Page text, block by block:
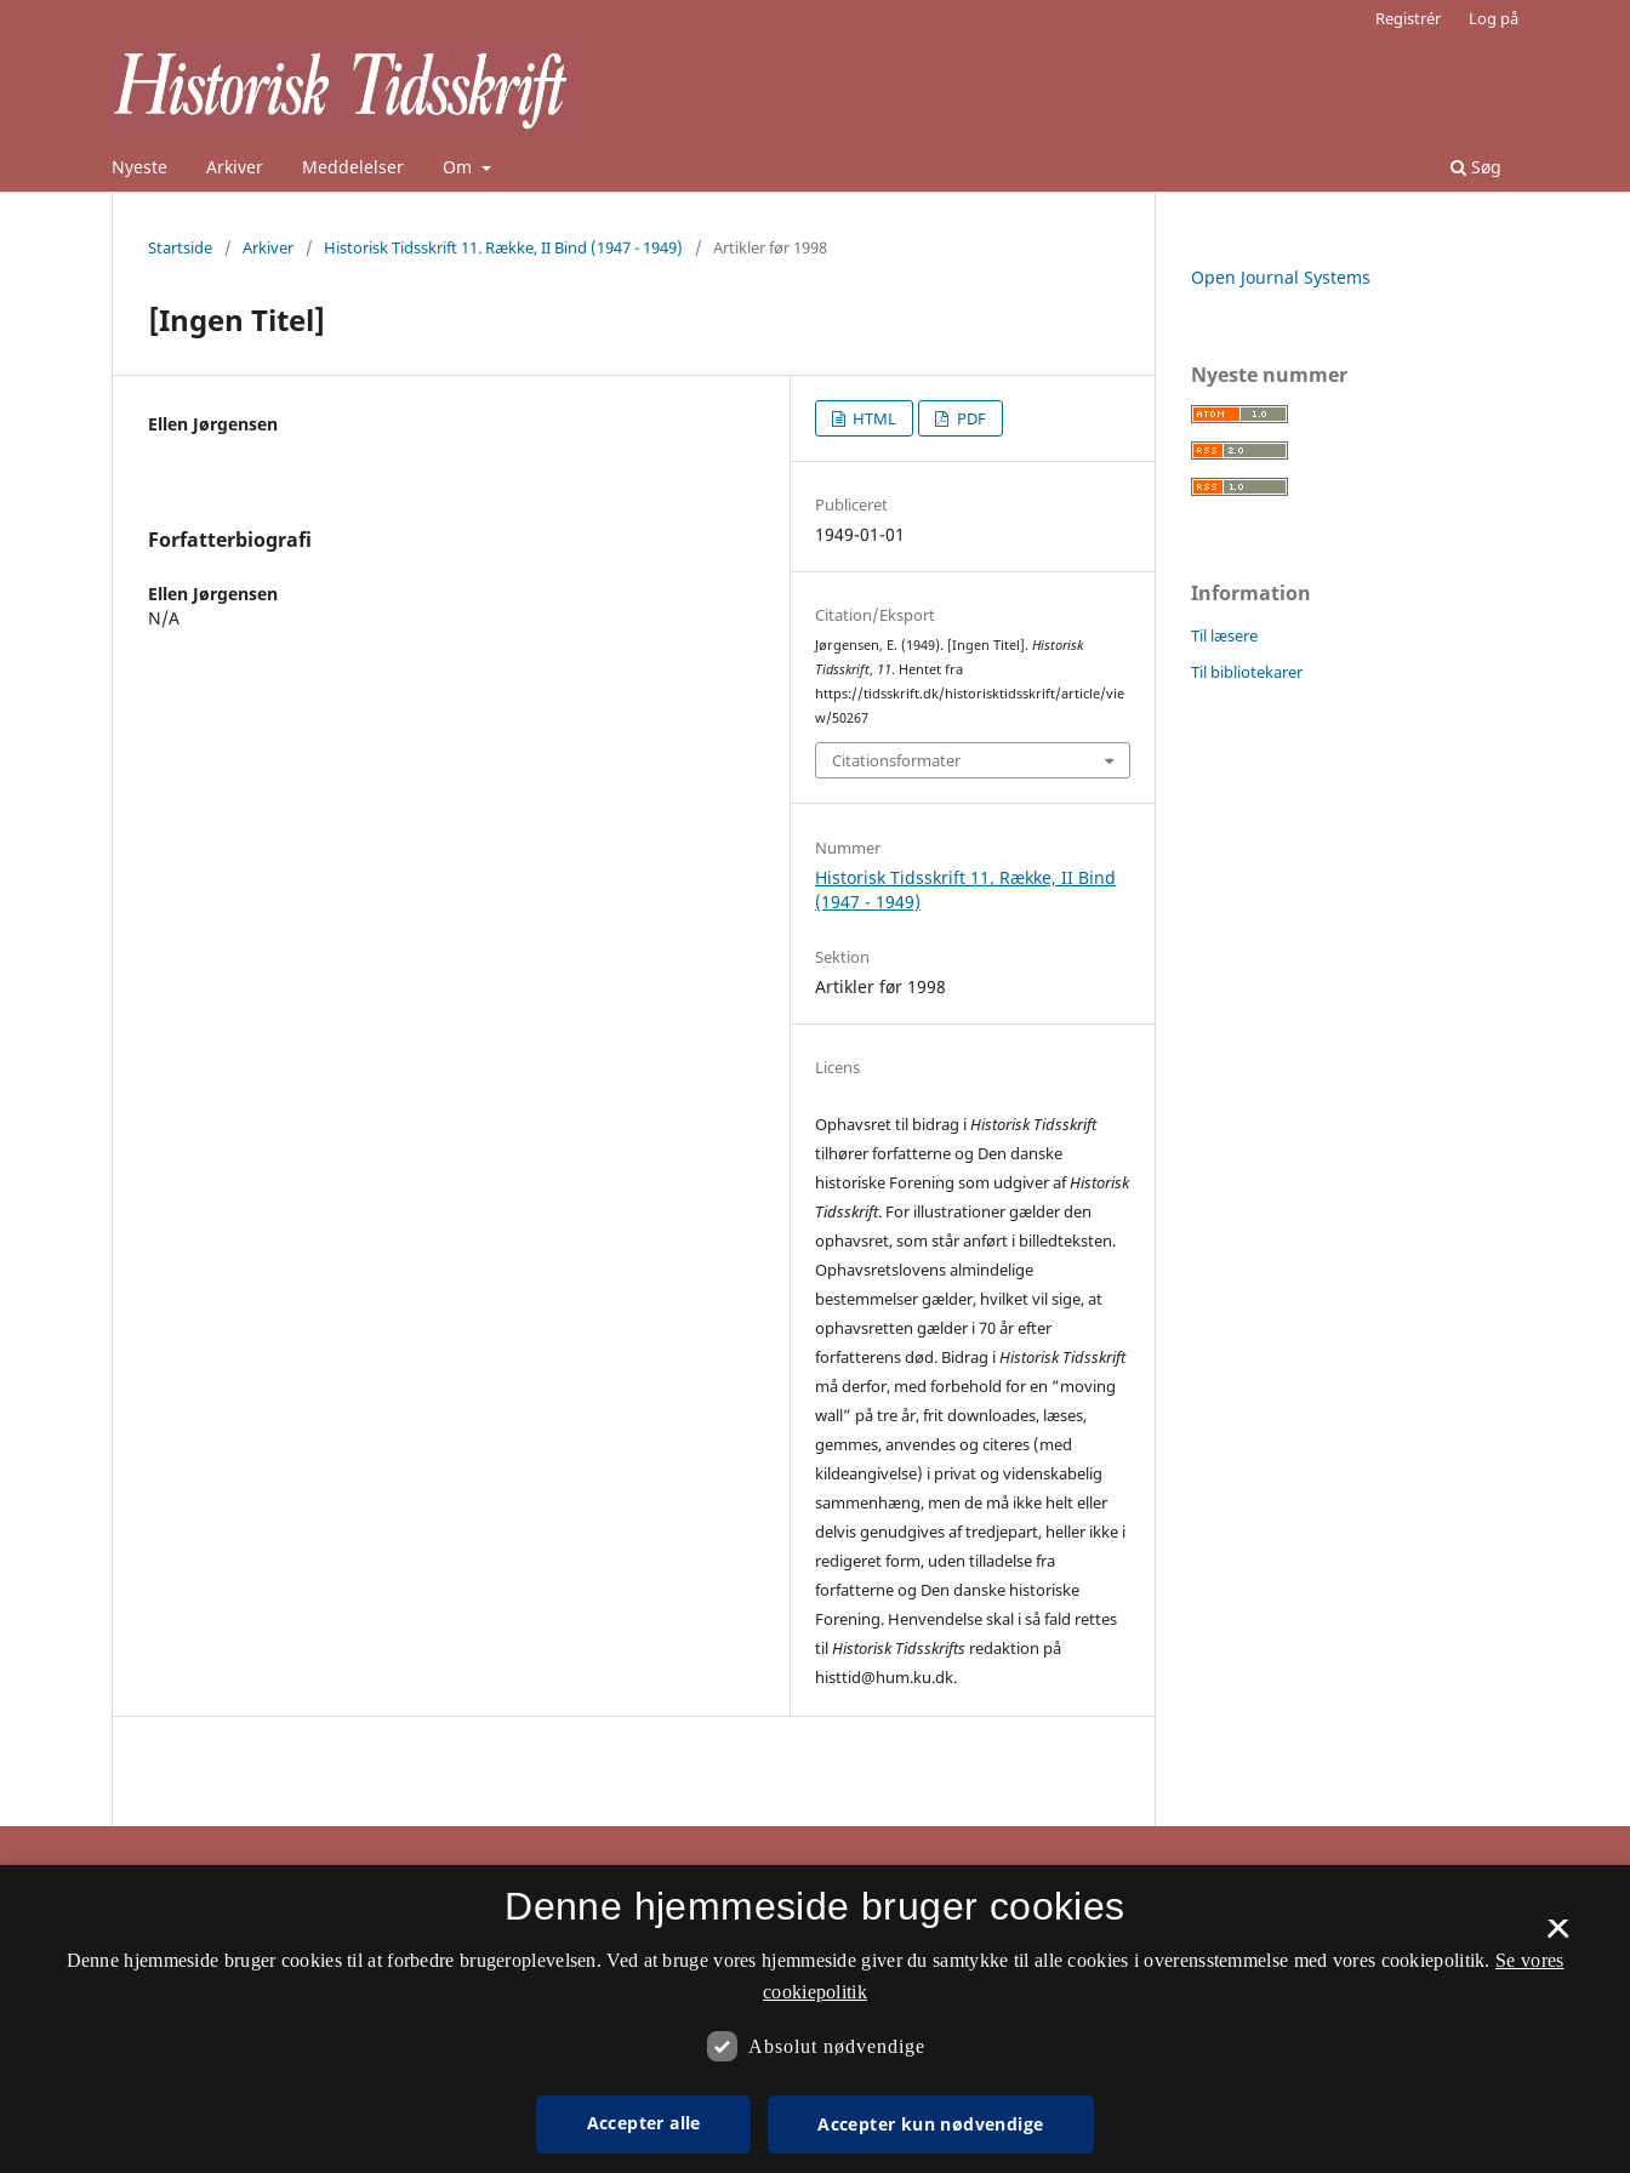
Nyeste Arkiver Meddelelser Om Søg
Registrér Log på
Startside / Arkiver / Historisk Tidsskrift 11. Række, II Bind (1947 - 1949) / Artikler før 1998
[Ingen Titel]
Ellen Jørgensen
Forfatterbiografi
Ellen Jørgensen
N/A
HTML PDF
Publiceret
1949-01-01
Citation/Eksport
Jørgensen, E. (1949). [Ingen Titel].Historisk
Tidsskrift, 11. Hentet fra
https://tidsskrift.dk/historisktidsskrift/article/vie
w/50267
Citationsformater
Nummer
Historisk Tidsskrift 11. Række, II Bind
(1947 - 1949)
Sektion
Artikler før 1998
Licens
Ophavsret til bidrag iHistorisk Tidsskrift
tilhører forfatterne og Den danske
historiske Forening som udgiver afHistorisk
Tidsskrift. For illustrationer gælder den
ophavsret, som står anført i billedteksten.
Ophavsretslovens almindelige
bestemmelser gælder, hvilket vil sige, at
ophavsretten gælder i 70 år efter
forfatterens død. Bidrag iHistorisk Tidsskrift
må derfor, med forbehold for en ”moving
wall” på tre år, frit downloades, læses,
gemmes, anvendes og citeres (med
kildeangivelse) i privat og videnskabelig
sammenhæng, men de må ikke helt eller
delvis genudgives af tredjepart, heller ikke i
redigeret form, uden tilladelse fra
forfatterne og Den danske historiske
Forening. Henvendelse skal i så fald rettes
tilHistorisk Tidsskrifts redaktion på
histtid@hum.ku.dk.
Open Journal Systems
Nyeste nummer
Information
Til læsere
Til bibliotekarer
ISSN 2597-0666 (Online)
×
Denne hjemmeside bruger cookies
Denne hjemmeside bruger cookies til at forbedre brugeroplevelsen. Ved at bruge vores hjemmeside giver du samtykke til alle cookies i overensstemmelse med vores cookiepolitik. Se vores
cookiepolitik
Absolut nødvendige
Accepter alle Accepter kun nødvendige